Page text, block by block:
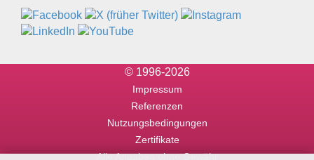
© 1996-2026
Impressum
Referenzen
Nutzungsbedingungen
Zertifikate
Alle Angaben ohne Gewähr